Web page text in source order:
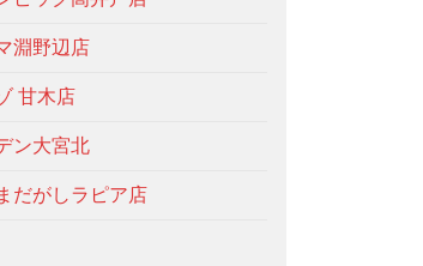
淵野辺店
甘木店
ン大宮北
だがしラピア店